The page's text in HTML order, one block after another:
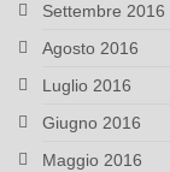
Settembre 2016
Agosto 2016
Luglio 2016
Giugno 2016
Maggio 2016